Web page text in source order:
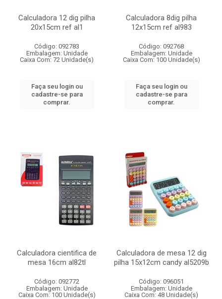
Calculadora 12 dig pilha
20x15cm ref al1
Código: 092783
Embalagem: Unidade
Caixa Com: 72 Unidade(s)
Faça seu login ou
cadastre-se para
comprar.
Calculadora 8dig pilha
12x15cm ref al983
Código: 092768
Embalagem: Unidade
Caixa Com: 100 Unidade(s)
Faça seu login ou
cadastre-se para
comprar.
Calculadora cientifica de
mesa 16cm al82tl
Código: 092772
Embalagem: Unidade
Caixa Com: 100 Unidade(s)
Calculadora de mesa 12 dig
pilha 15x12cm candy al5209b
Código: 096051
Embalagem: Unidade
Caixa Com: 48 Unidade(s)